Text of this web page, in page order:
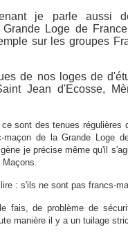
je parle aussi
Loge de
sur les groupes
de nos loges de
Jean d'Ecosse,
sont des tenues régulières
de la Grande Loge
je précise même qu'il
: s'ils ne sont pas francs-
fais, de problème de
manière il y a un tuilage